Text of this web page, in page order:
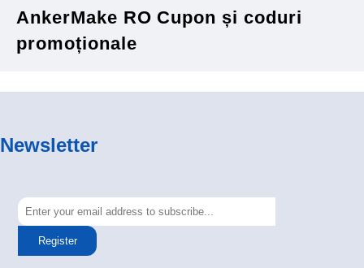
AnkerMake RO Cupon și coduri
promoționale
Newsletter
Register